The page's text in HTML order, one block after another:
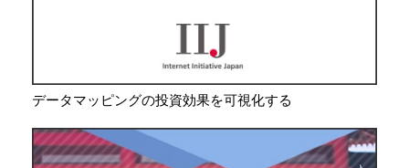
データマッピングの投資効果を可視化する